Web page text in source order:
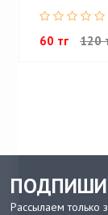
60 тг 120
Рассылаем